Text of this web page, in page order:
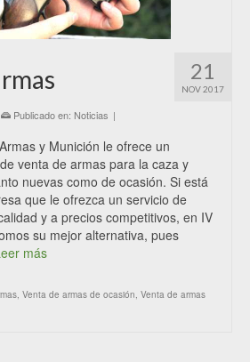
21
NOV 2017
Publicado en: Noticias |
y Munición le ofrece un
venta de armas para la caza y
nuevas como de ocasión. Si está
que le ofrezca un servicio de
y a precios competitivos, en IV
su mejor alternativa, pues
más
, Venta de armas de ocasión, Venta de armas